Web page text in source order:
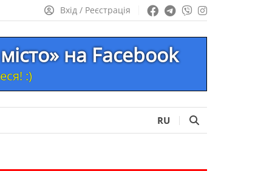
Вхід / Реєстрація
на Facebook
:)
RU